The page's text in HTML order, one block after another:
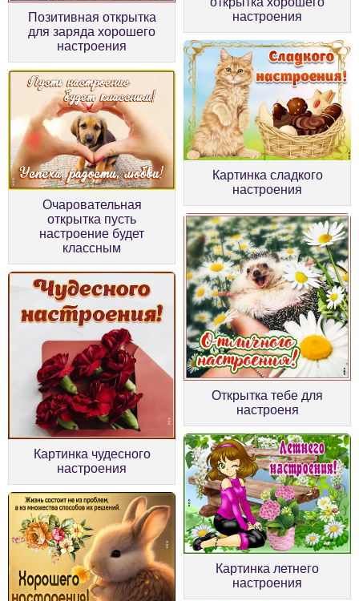
Позитивная открытка
для заряда хорошего
настроения
настроения
Очаровательная
открытка пусть
настроение будет
классным
Картинка сладкого
настроения
Картинка чудесного
настроения
Открытка тебе для
настроеня
Картинка летнего
настроения